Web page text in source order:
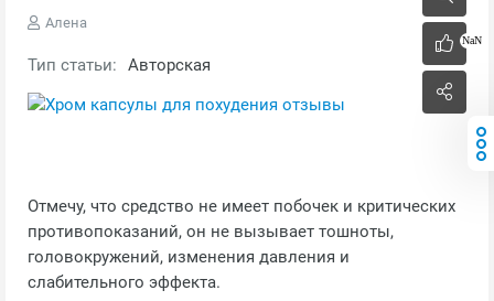
NaN
Алена
Тип статьи: Авторская
Отмечу, что средство не имеет побочек и критических
противопоказаний, он не вызывает тошноты,
головокружений, изменения давления и
слабительного эффекта.